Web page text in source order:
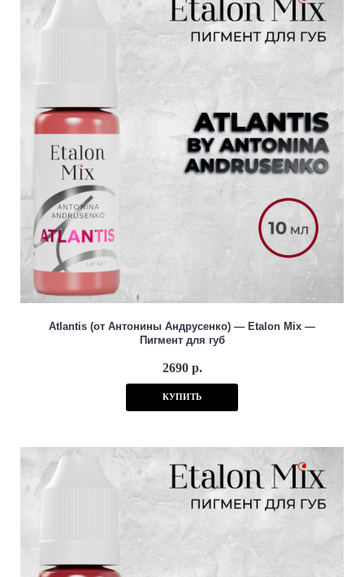
Atlantis (от Антонины Андрусенко) — Etalon Mix —
Пигмент для губ
2690 р.
КУПИТЬ